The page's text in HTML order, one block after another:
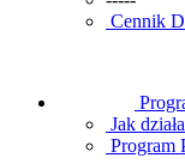
Cennik
Jak
Program